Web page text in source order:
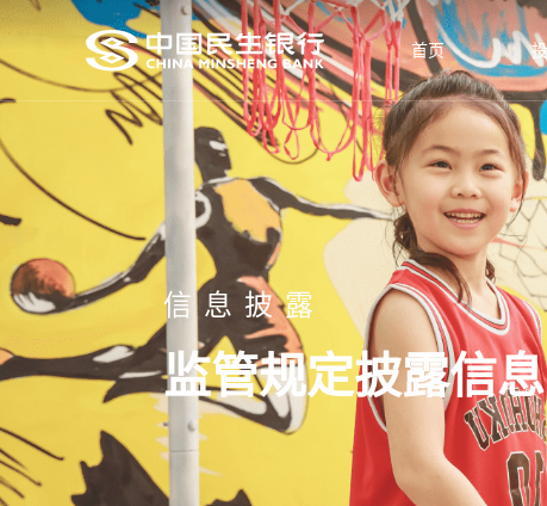
首页
信息披露
监管规定披露信息